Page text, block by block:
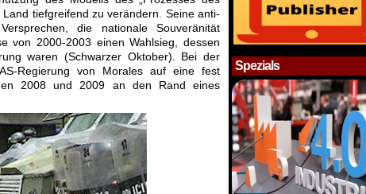
tiefgreifend zu verändern. Seine anti-
die nationale Souveränität
von 2000-2003 einen Wahlsieg, dessen
waren (Schwarzer Oktober). Bei der
Regierung von Morales auf eine fest
2008 und 2009 an den Rand eines
Spezials